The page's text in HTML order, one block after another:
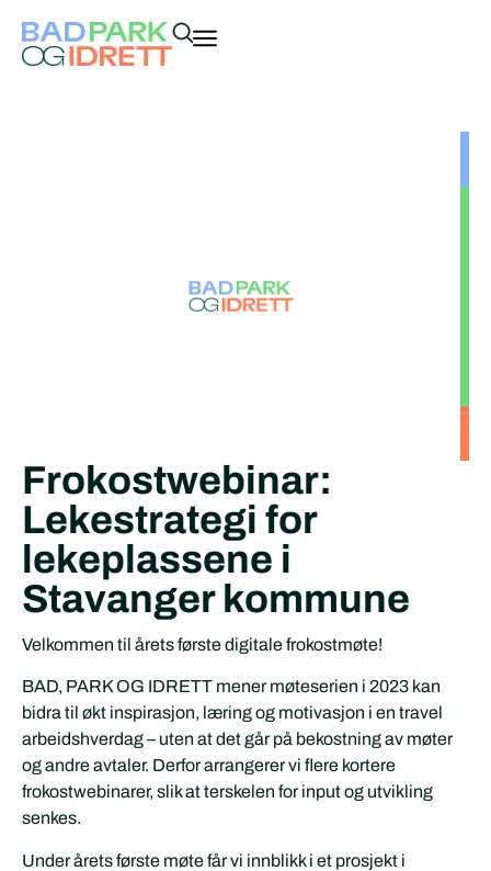
Frokostwebinar:
Lekestrategi for
lekeplassene i
Stavanger kommune
Velkommen til årets første digitale frokostmøte!
BAD, PARK OG IDRETT mener møteserien i 2023 kan
bidra til økt inspirasjon, læring og motivasjon i en travel
arbeidshverdag – uten at det går på bekostning av møter
og andre avtaler. Derfor arrangerer vi flere kortere
frokostwebinarer, slik at terskelen for input og utvikling
senkes.
Under årets første møte får vi innblikk i et prosjekt i